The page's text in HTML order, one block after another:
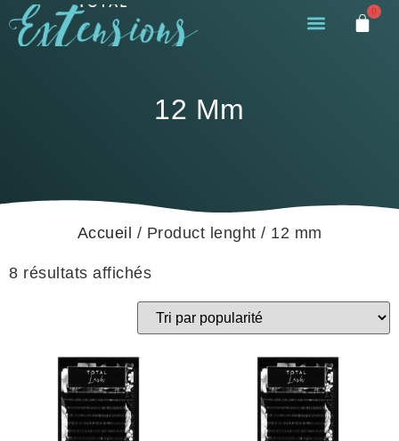
0
12 Mm
Accueil / Product lenght / 12 mm
8 résultats affichés